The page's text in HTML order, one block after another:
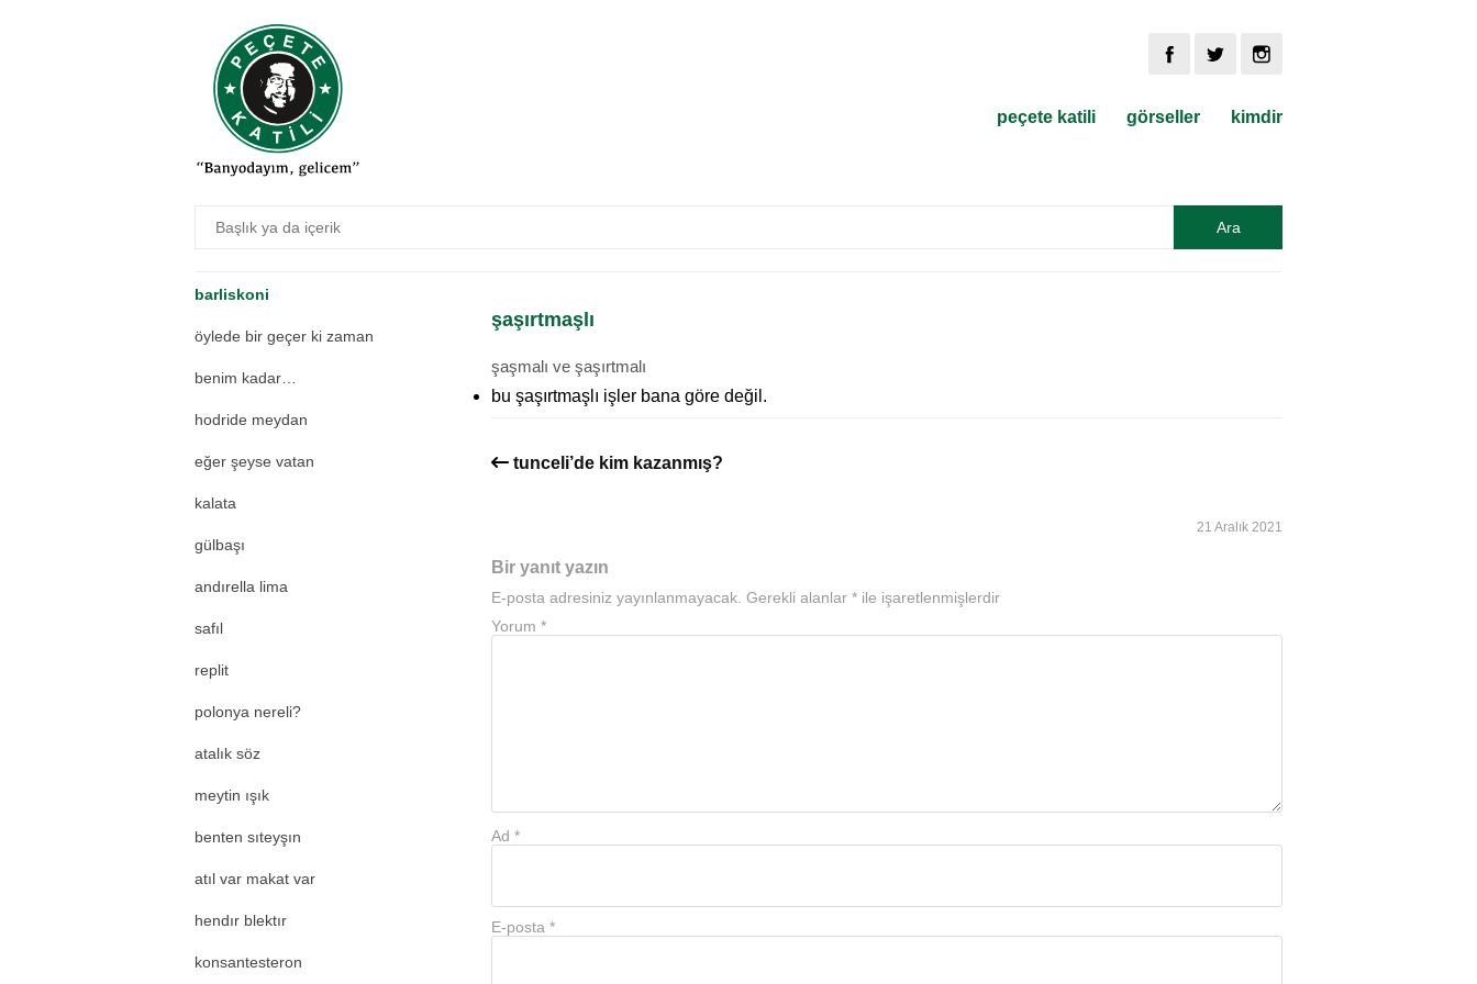
peçete katili görseller kimdir
kaptüs
dertli katil
evlerinin önü türküsü
peçete katili içerse
barliskoni
öylede bir geçer ki zaman
benim kadar…
hodride meydan
eğer şeyse vatan
kalata
gülbaşı
andırella lima
safıl
replit
polonya nereli?
atalık söz
meytin ışık
benten sıteyşın
atıl var makat var
hendır blektır
konsantesteron
şaşırtmaşlı
şaşmalı ve şaşırtmalı
bu şaşırtmaşlı işler bana göre değil.
tunceli’de kim kazanmış?
21 Aralık 2021
Bir yanıt yazın
E-posta adresiniz yayınlanmayacak. Gerekli alanlar * ile işaretlenmişlerdir
Yorum *
Ad *
E-posta *